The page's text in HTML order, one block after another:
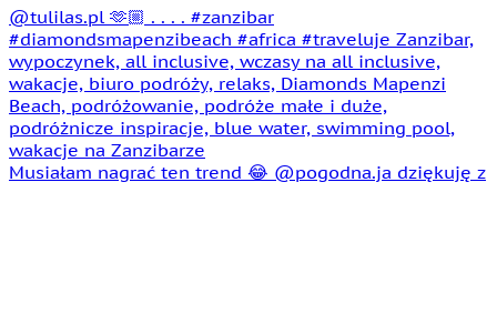
Musiałam nagrać ten trend 😂 @pogodna.ja dziękuję z